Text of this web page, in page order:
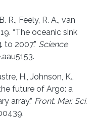
R., Feely, R. A., van
“The oceanic sink
2007.” Science
H., Johnson, K.,
future of Argo: a
array.” Front. Mar. Sci.